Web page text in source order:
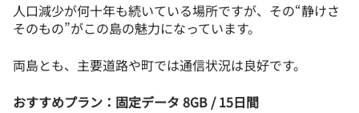
人口減少が何十年も続いている場所ですが、その“静けさ
そのもの”がこの島の魅力になっています。
両島とも、主要道路や町では通信状況は良好です。
おすすめプラン：固定データ 8GB / 15日間